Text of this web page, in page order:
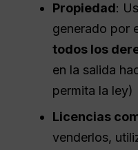
Propiedad:
generado por
todos los
en la salida
permita la ley)
Licencias
venderlos,